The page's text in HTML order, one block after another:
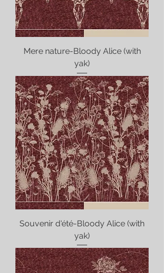
Mere nature-Bloody Alice (with
yak)
Souvenir d'été-Bloody Alice (with
yak)